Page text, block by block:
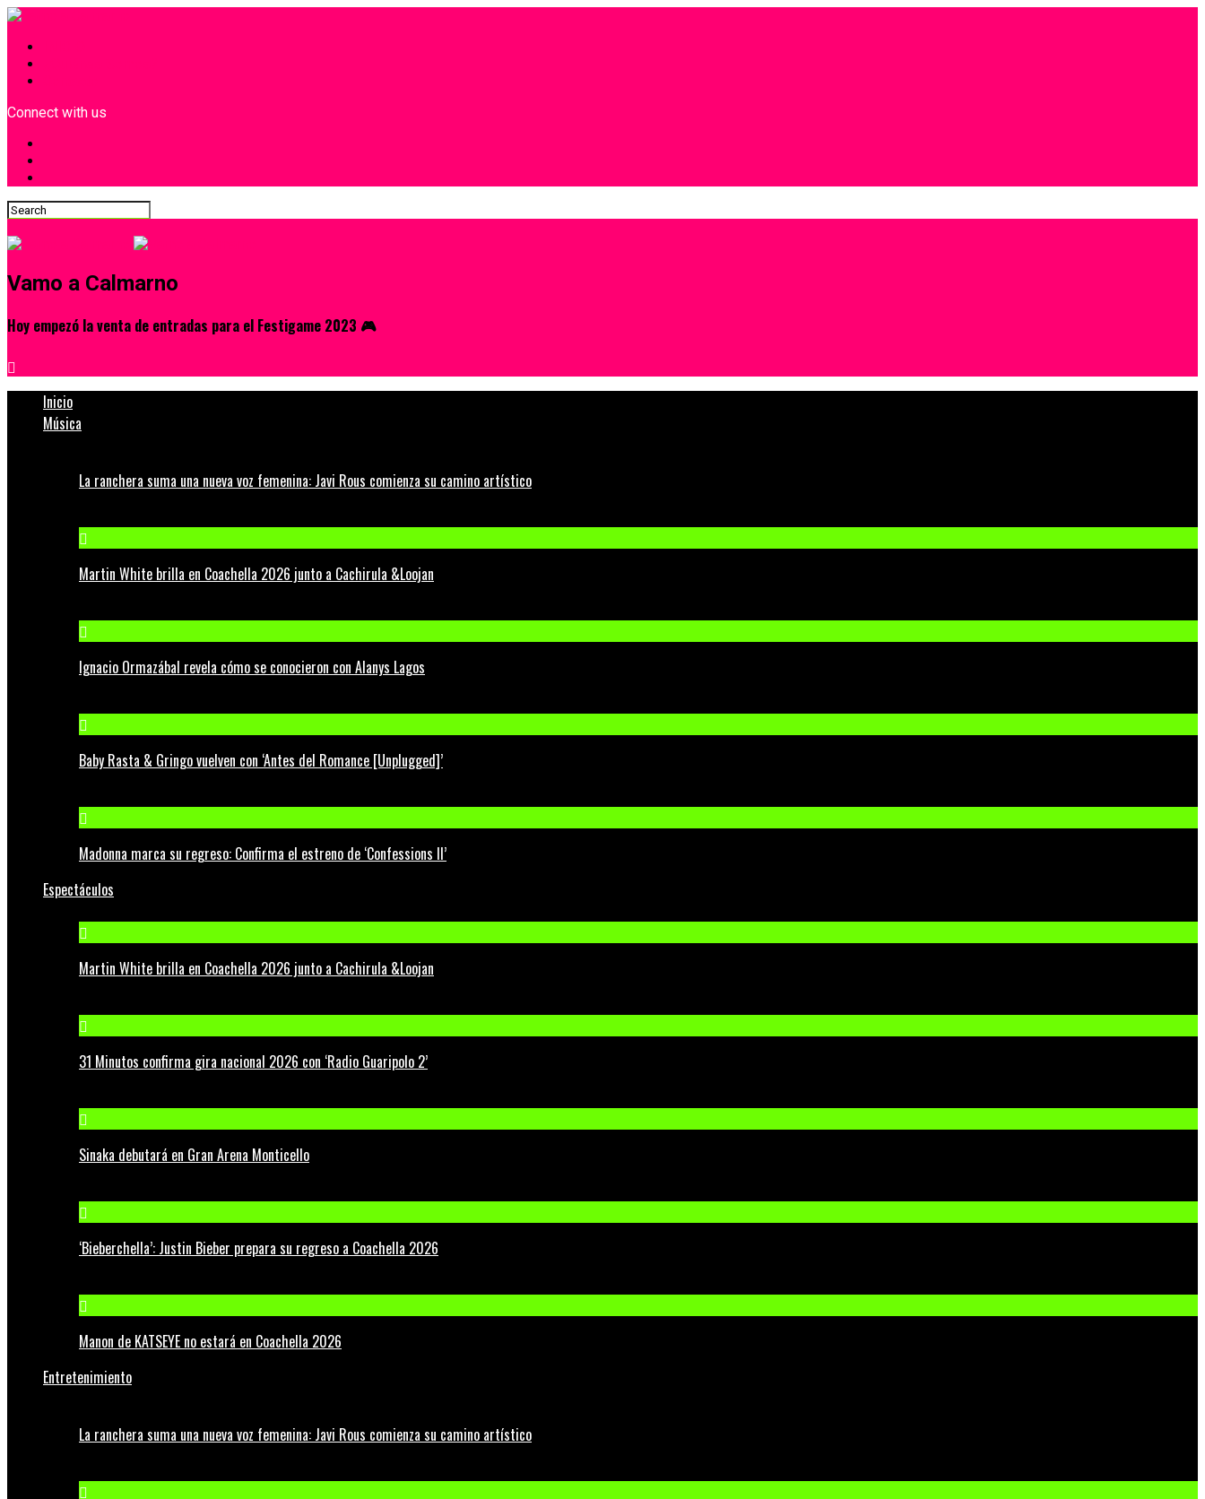
Connect with us
Vamo a Calmarno
Hoy empezó la venta de entradas para el Festigame 2023 🎮
Inicio
Música
La ranchera suma una nueva voz femenina: Javi Rous comienza su camino artístico
Martin White brilla en Coachella 2026 junto a Cachirula &Loojan
Ignacio Ormazábal revela cómo se conocieron con Alanys Lagos
Baby Rasta & Gringo vuelven con ‘Antes del Romance [Unplugged]’
Madonna marca su regreso: Confirma el estreno de ‘Confessions II’
Espectáculos
Martin White brilla en Coachella 2026 junto a Cachirula &Loojan
31 Minutos confirma gira nacional 2026 con ‘Radio Guaripolo 2’
Sinaka debutará en Gran Arena Monticello
‘Bieberchella’: Justin Bieber prepara su regreso a Coachella 2026
Manon de KATSEYE no estará en Coachella 2026
Entretenimiento
La ranchera suma una nueva voz femenina: Javi Rous comienza su camino artístico